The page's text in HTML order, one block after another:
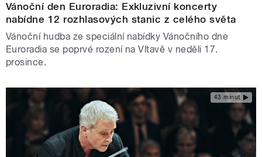
Vánoční den Euroradia: Exkluzivní koncerty
nabídne 12 rozhlasových stanic z celého světa
Vánoční hudba ze speciální nabídky Vánočního dne
Euroradia se poprvé rození na Vltavě v neděli 17.
prosince.
43 minut